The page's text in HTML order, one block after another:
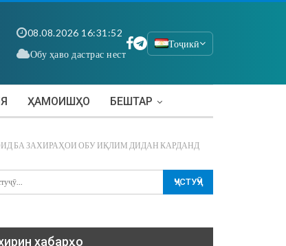
08.08.2026 16:31:53
Обу ҳаво дастрас нест
Тоҷикӣ
ҲАМОИШҲО БЕШТАР
БА ЗАХИРАҲОИ ОБУ ИҚЛИМ ДИДАН КАРДАНД
хабарҳо